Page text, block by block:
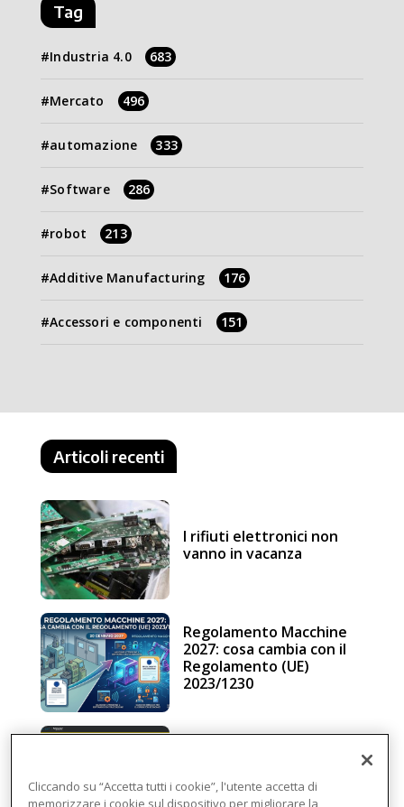
Tag
Industria 4.0 683
Mercato 496
automazione 333
Software 286
robot 213
Additive Manufacturing 176
Accessori e componenti 151
Articoli recenti
I rifiuti elettronici non
vanno in vacanza
Regolamento Macchine
2027: cosa cambia con il
Regolamento (UE)
2023/1230
intelligenza in cloud
Cliccando su “Accetta tutti i cookie”, l'utente accetta di
memorizzare i cookie sul dispositivo per migliorare la